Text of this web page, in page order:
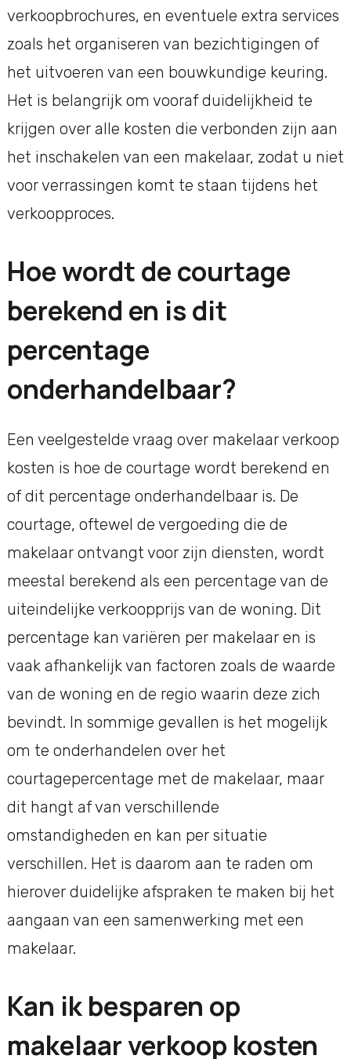
verkoopbrochures, en eventuele extra services
zoals het organiseren van bezichtigingen of
het uitvoeren van een bouwkundige keuring.
Het is belangrijk om vooraf duidelijkheid te
krijgen over alle kosten die verbonden zijn aan
het inschakelen van een makelaar, zodat u niet
voor verrassingen komt te staan tijdens het
verkoopproces.
Hoe wordt de courtage
berekend en is dit
percentage
onderhandelbaar?
Een veelgestelde vraag over makelaar verkoop
kosten is hoe de courtage wordt berekend en
of dit percentage onderhandelbaar is. De
courtage, oftewel de vergoeding die de
makelaar ontvangt voor zijn diensten, wordt
meestal berekend als een percentage van de
uiteindelijke verkoopprijs van de woning. Dit
percentage kan variëren per makelaar en is
vaak afhankelijk van factoren zoals de waarde
van de woning en de regio waarin deze zich
bevindt. In sommige gevallen is het mogelijk
om te onderhandelen over het
courtagepercentage met de makelaar, maar
dit hangt af van verschillende
omstandigheden en kan per situatie
verschillen. Het is daarom aan te raden om
hierover duidelijke afspraken te maken bij het
aangaan van een samenwerking met een
makelaar.
Kan ik besparen op
makelaar verkoop kosten